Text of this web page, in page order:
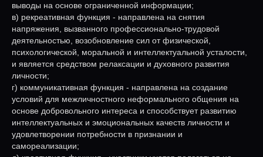
выводы на основе ограниченной информации;
в) рекреативная функция - направлена на снятия
напряжения, вызванного профессионально-трудовой
деятельностью, возобновление сил от физической,
психологической, моральной и интеллектуальной усталости,
и является средством релаксации и духовного развития
личности;
г) коммуникативная функция - направлена на создание
условий для межличностного неформального общения на
основе добровольного интереса и способствует развитию
интеллектуальных и эмоциональных качеств личности и
удовлетворении потребности в признании и
самореализации;